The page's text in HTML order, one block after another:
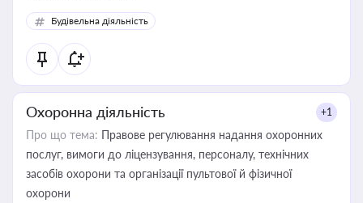
Будівельна діяльність
Охоронна діяльність +1
Про що тема: Правове регулювання надання охоронних
послуг, вимоги до ліцензування, персоналу, технічних
засобів охорони та організації пультової й фізичної
охорони